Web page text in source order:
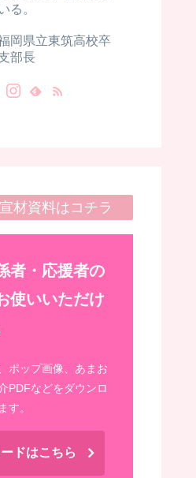
る。
岡県立東筑高校卒
部長
材資料はコチラ
者・応援者の
使いいただけ
ポップ画像、あまお
PDFなどをダウンロ
す。
ドはこちら